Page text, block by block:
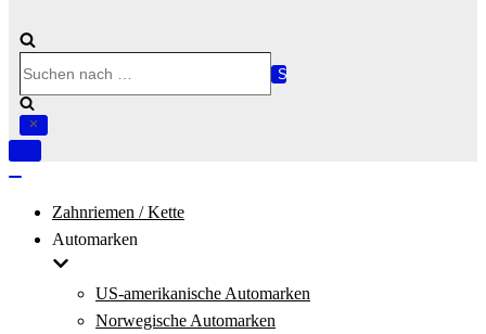
nach …
Navigation
Zahnriemen / Kette
Automarken
US-amerikanische Automarken
Norwegische Automarken